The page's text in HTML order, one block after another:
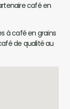
caféen
à café en grains
de qualitéau